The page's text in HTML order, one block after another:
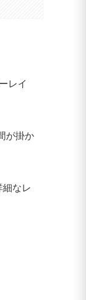
レイ
が掛か
細なレ